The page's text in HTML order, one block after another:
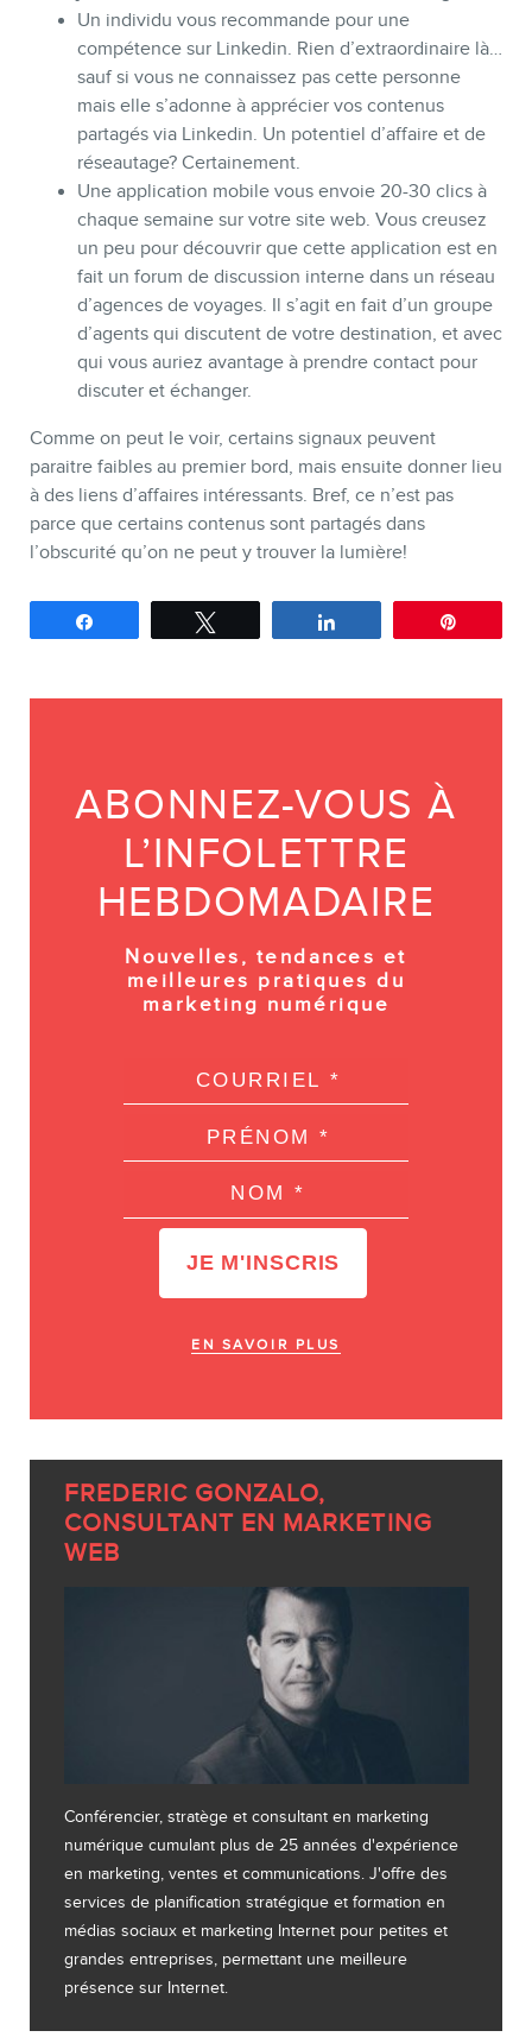
Un individu vous recommande pour une
compétence sur Linkedin. Rien d’extraordinaire là…
sauf si vous ne connaissez pas cette personne
mais elle s’adonne à apprécier vos contenus
partagés via Linkedin. Un potentiel d’affaire et de
réseautage? Certainement.
Une application mobile vous envoie 20-30 clics à
chaque semaine sur votre site web. Vous creusez
un peu pour découvrir que cette application est en
fait un forum de discussion interne dans un réseau
d’agences de voyages. Il s’agit en fait d’un groupe
d’agents qui discutent de votre destination, et avec
qui vous auriez avantage à prendre contact pour
discuter et échanger.
Comme on peut le voir, certains signaux peuvent
paraitre faibles au premier bord, mais ensuite donner lieu
à des liens d’affaires intéressants. Bref, ce n’est pas
parce que certains contenus sont partagés dans
l’obscurité qu’on ne peut y trouver la lumière!
ABONNEZ-VOUS À
L’INFOLETTRE
HEBDOMADAIRE
Nouvelles, tendances et
meilleures pratiques du
marketing numérique
EN SAVOIR PLUS
FREDERIC GONZALO,
CONSULTANT EN MARKETING
WEB
Conférencier, stratège et consultant en marketing
numérique cumulant plus de 25 années d'expérience
en marketing, ventes et communications. J'offre des
services de planification stratégique et formation en
médias sociaux et marketing Internet pour petites et
grandes entreprises, permettant une meilleure
présence sur Internet.